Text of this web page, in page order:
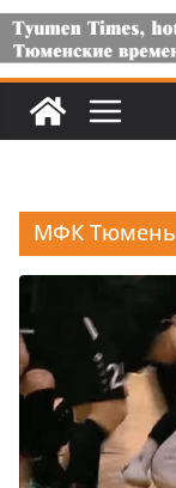
МФК Тюмень